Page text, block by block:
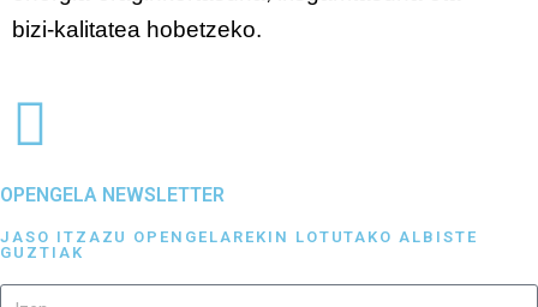
bizi-kalitatea hobetzeko.
OPENGELA NEWSLETTER
JASO ITZAZU OPENGELAREKIN LOTUTAKO ALBISTE
GUZTIAK